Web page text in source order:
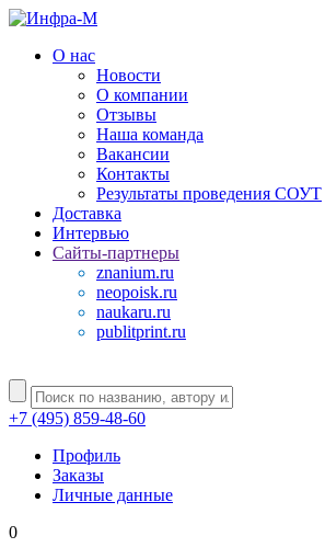
О нас
Новости
О компании
Отзывы
Наша команда
Вакансии
Контакты
Результаты проведения СОУТ
Доставка
Интервью
Сайты-партнеры
znanium.ru
neopoisk.ru
naukaru.ru
publitprint.ru
+7 (495) 859-48-60
Профиль
Заказы
Личные данные
0